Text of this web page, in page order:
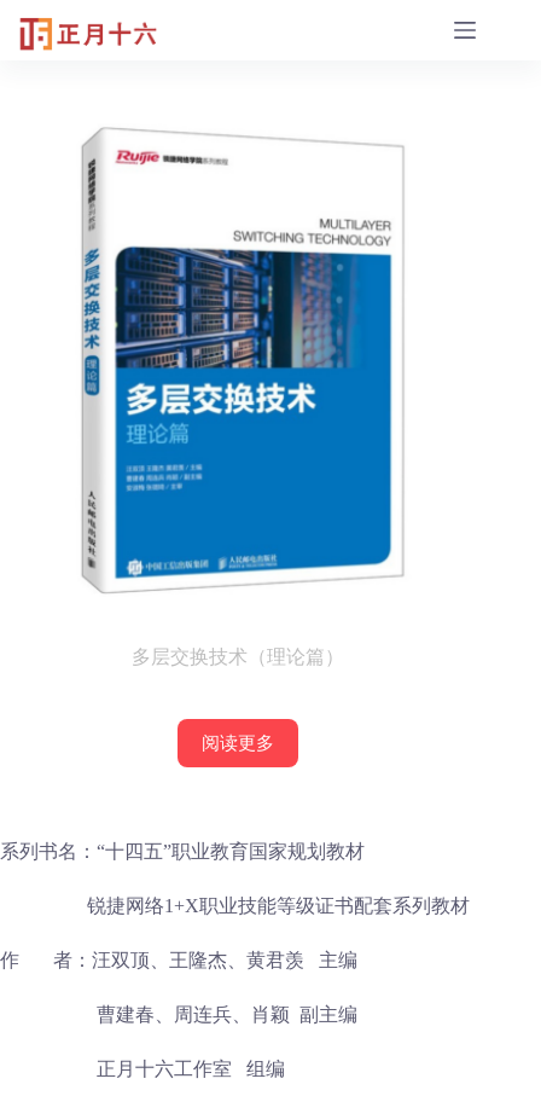
多层交换技术（理论篇）
阅读更多
系列书名：“十四五”职业教育国家规划教材
锐捷网络1+X职业技能等级证书配套系列教材
作 者：汪双顶、王隆杰、黄君羡 主编
曹建春、周连兵、肖颖 副主编
正月十六工作室 组编